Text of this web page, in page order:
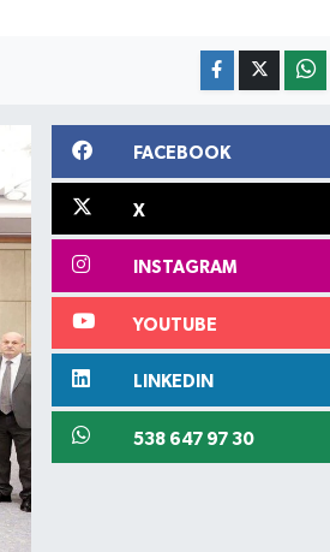
FACEBOOK
X
INSTAGRAM
YOUTUBE
LINKEDIN
538 647 97 30